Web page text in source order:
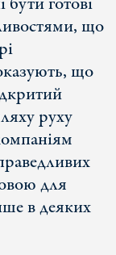
що
що
руху
для
в деяких